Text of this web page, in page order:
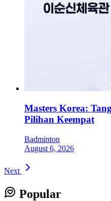
Masters Korea:
Pilihan Keempat
Badminton
August 6, 2026
Next
Popular